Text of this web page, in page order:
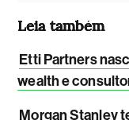
Leia também
Etti Partners
wealth e
Morgan Stanley